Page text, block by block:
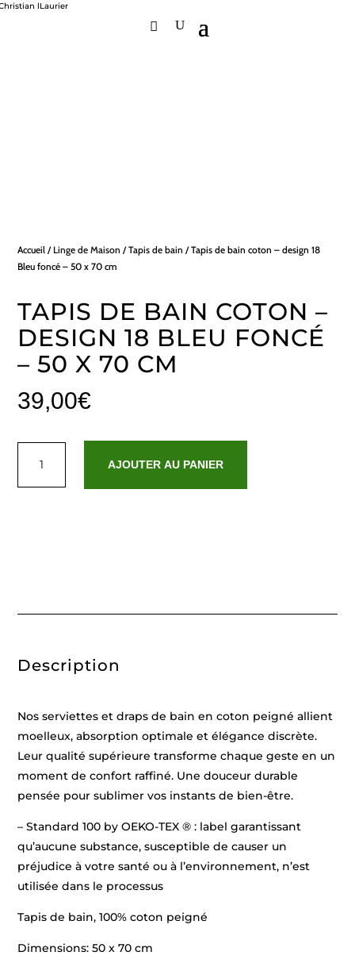
Accueil / Linge de Maison /Tapis de bain / Tapis de bain coton – design 18
Bleu foncé – 50 x 70 cm
TAPIS DE BAIN COTON –
DESIGN 18 BLEU FONCÉ
– 50 X 70 CM
39,00€
70
AJOUTER AU PANIER
Description
Nos serviettes et draps de bain en coton peigné allient
moelleux, absorption optimale et élégance discrète.
Leur qualité supérieure transforme chaque geste en un
moment de confort raffiné. Une douceur durable
pensée pour sublimer vos instants de bien-être.
– Standard 100 by OEKO-TEX ® : label garantissant
qu’aucune substance, susceptible de causer un
préjudice à votre santé ou à l’environnement, n’est
utilisée dans le processus
Tapis de bain, 100% coton peigné
Dimensions: 50 x 70 cm